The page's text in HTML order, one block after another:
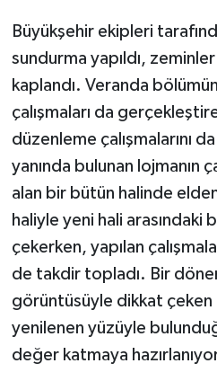
Büyükşehir ekipleri
sundurma yapıldı,
kaplandı. Veranda
çalışmaları da
düzenleme çalışmalarını
yanında bulunan lojmanın
alan bir bütün halinde
haliyle yeni hali arasındaki
çekerken, yapılan
de takdir topladı. Bir
görüntüsüyle dikkat çeken
yenilenen yüzüyle
değer katmaya